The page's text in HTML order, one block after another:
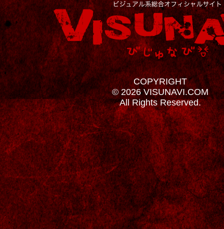
COPYRIGHT
© 2026 VISUNAVI.COM
All Rights Reserved.